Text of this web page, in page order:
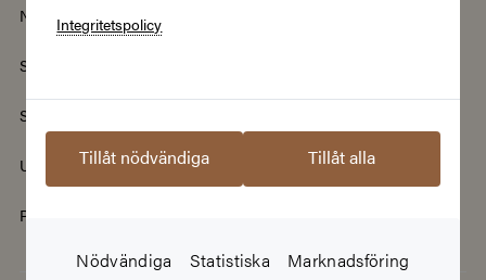
Integritetspolicy
Tillåt nödvändiga Tillåt alla
Nödvändiga Statistiska Marknadsföring
Nyheter
Skönhet & Hälsa
Sport & Fritid
Upplevelser Välgörenhet
Populära presentkort